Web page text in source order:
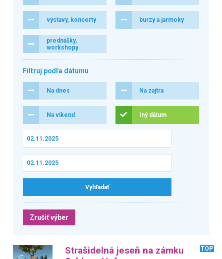
výstavy, koncerty burzy a jarmoky
prednášky,
workshopy
Filtruj podľa dátumu
Na dnes Na zajtra
Na víkend Iný dátum
Zrušiť výber
Strašidelná jeseň na zámku
TOP